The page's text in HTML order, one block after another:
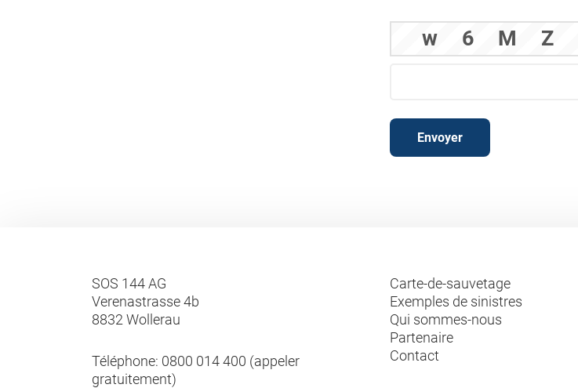
6
w M Z
Envoyer
SOS 144 AG
Verenastrasse 4b
8832 Wollerau
Téléphone: 0800 014 400 (appeler
gratuitement)
Carte-de-sauvetage
Exemples de sinistres
Qui sommes-nous
Partenaire
Contact